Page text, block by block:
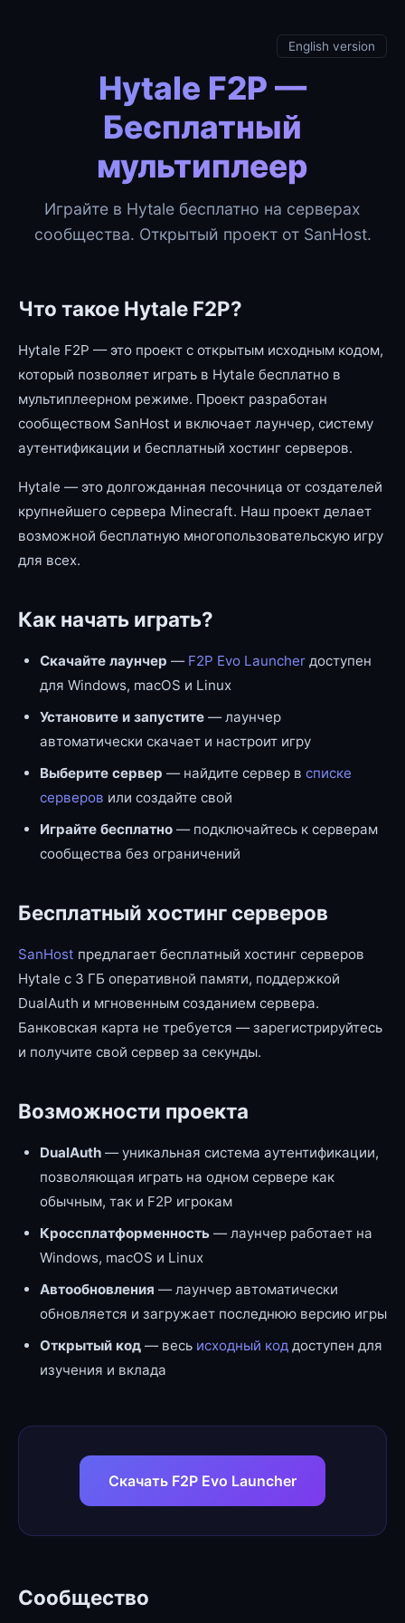
English version
Hytale F2P —
Бесплатный
мультиплеер
Играйте в Hytale бесплатно на серверах
сообщества. Открытый проект от SanHost.
Что такое Hytale F2P?
Hytale F2P — это проект с открытым исходным кодом,
который позволяет играть в Hytale бесплатно в
мультиплеерном режиме. Проект разработан
сообществом SanHost и включает лаунчер, систему
аутентификации и бесплатный хостинг серверов.
Hytale — это долгожданная песочница от создателей
крупнейшего сервера Minecraft. Наш проект делает
возможной бесплатную многопользовательскую игру
для всех.
Как начать играть?
Скачайте лаунчер — F2P Evo Launcher доступен
для Windows, macOS и Linux
Установите и запустите — лаунчер
автоматически скачает и настроит игру
Выберите сервер — найдите сервер в списке
серверов или создайте свой
Играйте бесплатно — подключайтесь к серверам
сообщества без ограничений
Бесплатный хостинг серверов
SanHost предлагает бесплатный хостинг серверов
Hytale с 3 ГБ оперативной памяти, поддержкой
DualAuth и мгновенным созданием сервера.
Банковская карта не требуется — зарегистрируйтесь
и получите свой сервер за секунды.
Возможности проекта
DualAuth — уникальная система аутентификации,
позволяющая играть на одном сервере как
обычным, так и F2P игрокам
Кроссплатформенность — лаунчер работает на
Windows, macOS и Linux
Автообновления — лаунчер автоматически
обновляется и загружает последнюю версию игры
Открытый код — весь исходный код доступен для
изучения и вклада
Скачать F2P Evo Launcher
Сообщество